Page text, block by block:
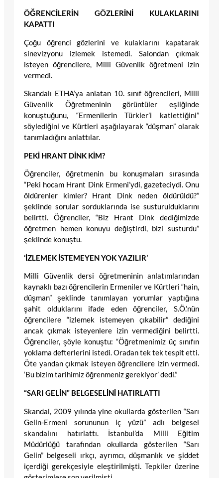
ÖĞRENCİLERİN GÖZLERİNİ KULAKLARINI
KAPATTI
Çoğu öğrenci gözlerini ve kulaklarını kapatarak
sinevizyonu izlemek istemedi. Salondan çıkmak
isteyen öğrencilere, Milli Güvenlik öğretmeni izin
vermedi.
Skandalı ETHA’ya anlatan 10. sınıf öğrencileri, Milli
Güvenlik Öğretmeninin görüntüler eşliğinde
konuştuğunu, “Ermenilerin Türkler’i katlettiğini”
söylediğini ve Kürtleri aşağılayarak “düşman” olarak
tanımladığını anlattılar.
PEKİ HRANT DİNK KİM?
Öğrenciler, öğretmenin bu konuşmaları sırasında
“Peki hocam Hrant Dink Ermeni’ydi, gazeteciydi. Onu
öldürenler kimler? Hrant Dink neden öldürüldü?”
şeklinde sorular sorduklarında ise susturulduklarını
belirtti. Öğrenciler, “Biz Hrant Dink dediğimizde
öğretmen hemen konuyu değiştirdi, bizi susturdu”
şeklinde konuştu.
‘İZLEMEK İSTEMEYEN YOK YAZILIR’
Milli Güvenlik dersi öğretmeninin anlatımlarından
kaynaklı bazı öğrencilerin Ermeniler ve Kürtleri “hain,
düşman” şeklinde tanımlayan yorumlar yaptığına
şahit olduklarını ifade eden öğrenciler, S.Ö.’nün
öğrencilere “izlemek istemeyen çıkabilir” dediğini
ancak çıkmak isteyenlere izin vermediğini belirtti.
Öğrenciler, şöyle konuştu: “Öğretmenimiz üç sınıfın
yoklama defterlerini istedi. Oradan tek tek tespit etti.
Öte yandan çıkmak isteyen öğrencilere izin vermedi.
‘Bu bizim tarihimiz öğrenmeniz gerekiyor’ dedi.”
“SARI GELİN” BELGESELİNİ HATIRLATTI
Skandal, 2009 yılında yine okullarda gösterilen “Sarı
Gelin-Ermeni sorununun iç yüzü” adlı belgesel
skandalını hatırlattı. İstanbul’da Milli Eğitim
Müdürlüğü tarafından okullarda gösterilen “Sarı
Gelin” belgeseli ırkçı, ayrımcı, düşmanlık ve şiddet
içerdiği gerekçesiyle eleştirilmişti. Tepkiler üzerine